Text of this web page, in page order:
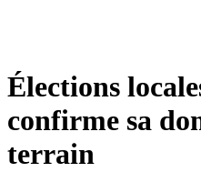
Élections
confirme sa
terrain